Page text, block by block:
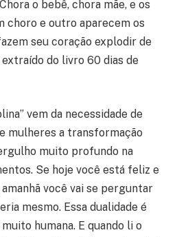
o bebê, chora mãe, e os
choro e outro aparecem os
seu coração explodir de
extraído do livro 60 dias de
vem da necessidade de
mulheres a transformação
muito profundo na
Se hoje você está feliz e
você vai se perguntar
mesmo. Essa dualidade é
humana. E quando li o